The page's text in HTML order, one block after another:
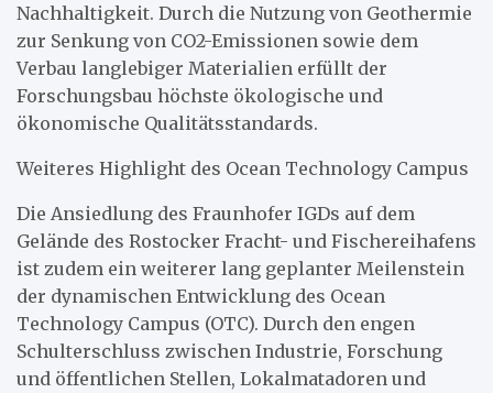
Nachhaltigkeit. Durch die Nutzung von Geothermie
zur Senkung von CO2-Emissionen sowie dem
Verbau langlebiger Materialien erfüllt der
Forschungsbau höchste ökologische und
ökonomische Qualitätsstandards.
Weiteres Highlight des Ocean Technology Campus
Die Ansiedlung des Fraunhofer IGDs auf dem
Gelände des Rostocker Fracht- und Fischereihafens
ist zudem ein weiterer lang geplanter Meilenstein
der dynamischen Entwicklung des Ocean
Technology Campus (OTC). Durch den engen
Schulterschluss zwischen Industrie, Forschung
und öffentlichen Stellen, Lokalmatadoren und